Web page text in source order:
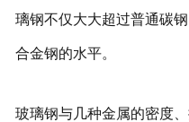
璃钢不仅大大超过普通碳
合金钢的水平。
玻璃钢与几种金属的密度